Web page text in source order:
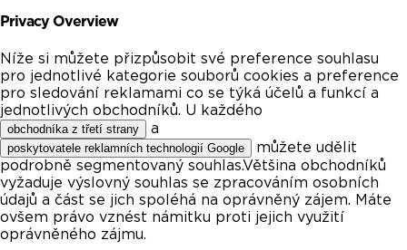
Privacy Overview
Níže si můžete přizpůsobit své preference souhlasu
pro jednotlivé kategorie souborů cookies a preference
pro sledování reklamami co se týká účelů a funkcí a
jednotlivých obchodníků. U každého
obchodníka z třetí strany a
poskytovatele reklamních technologií Google
můžete udělit
podrobně segmentovaný souhlas.Většina obchodníků
vyžaduje výslovný souhlas se zpracováním osobních
údajů a část se jich spoléhá na oprávněný zájem. Máte
ovšem právo vznést námitku proti jejich využití
oprávněného zájmu.